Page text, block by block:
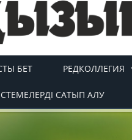
БЕТ РЕДКОЛЛЕГИЯ
САТЫП АЛУ